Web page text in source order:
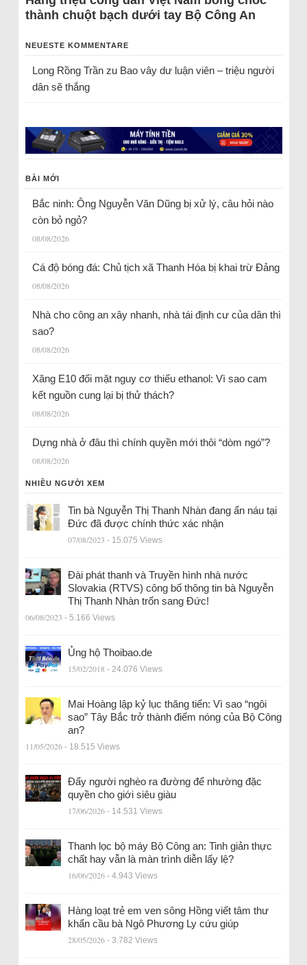
thành chuột bạch dưới tay Bộ Công An
NEUESTE KOMMENTARE
Long Rồng Trầnzu Bao vây dư luận viên – triệu người
dân sẽ thắng
BÀI MỚI
Bắc ninh: Ông Nguyễn Văn Dũng bị xử lý, câu hỏi nào
còn bỏ ngỏ?
08/08/2026
Cá độ bóng đá: Chủ tịch xã Thanh Hóa bị khai trừ Đảng
08/08/2026
Nhà cho công an xây nhanh, nhà tái định cư của dân thì
sao?
08/08/2026
Xăng E10 đối mặt nguy cơ thiếu ethanol: Vì sao cam
kết nguồn cung lại bị thử thách?
08/08/2026
Dựng nhà ở đâu thì chính quyền mới thôi “dòm ngó”?
08/08/2026
NHIỀU NGƯỜI XEM
Tin bà Nguyễn Thị Thanh Nhàn đang ẩn náu tại
Đức đã được chính thức xác nhận
07/08/2023 - 15.075 Views
Đài phát thanh và Truyền hình nhà nước
Slovakia (RTVS) công bố thông tin bà Nguyễn
Thị Thanh Nhàn trốn sang Đức!
06/08/2023 - 5.166 Views
Ủng hộ Thoibao.de
15/02/2018 - 24.076 Views
Mai Hoàng lập kỷ lục thăng tiến: Vì sao “ngôi
sao” Tây Bắc trở thành điểm nóng của Bộ Công
an?
11/05/2026 - 18.515 Views
Đẩy người nghèo ra đường để nhường đặc
quyền cho giới siêu giàu
17/06/2026 - 14.531 Views
Thanh lọc bộ máy Bộ Công an: Tinh giản thực
chất hay vẫn là màn trình diễn lấy lệ?
16/06/2026 - 4.943 Views
Hàng loạt trẻ em ven sông Hồng viết tâm thư
khẩn cầu bà Ngô Phương Ly cứu giúp
28/05/2026 - 3.782 Views